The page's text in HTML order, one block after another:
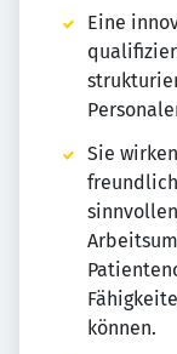
Eine
Sie
können.